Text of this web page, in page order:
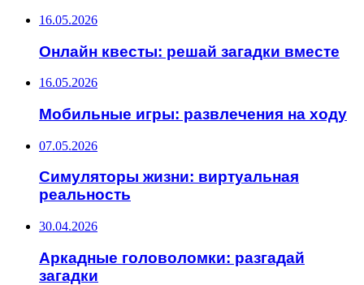
16.05.2026
Онлайн квесты: решай загадки вместе
16.05.2026
Мобильные игры: развлечения на ходу
07.05.2026
Симуляторы жизни: виртуальная
реальность
30.04.2026
Аркадные головоломки: разгадай
загадки